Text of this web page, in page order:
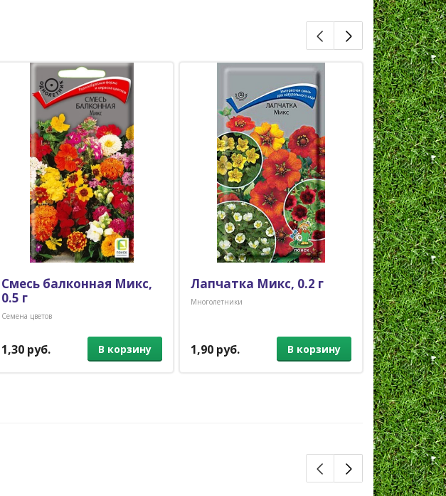
Смесь балконная Микс,
0.5 г
Семена цветов
1,30 руб. В корзину
Лапчатка Микс, 0.2 г
Многолетники
1,90 руб. В корзину
Люпин
0.2 г
Многолетники
1,50 руб.